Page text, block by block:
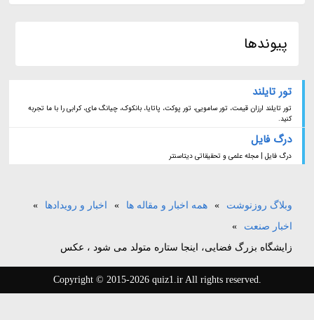
پیوندها
تور تایلند
تور تایلند ارزان قیمت، تور سامویی، تور پوکت، پاتایا، بانکوک، چیانگ مای، کرابی را با ما تجربه
کنید.
درگ فایل
درگ فایل | مجله علمی و تحقیقاتی دیتاسنتر
وبلاگ روزنوشت » همه اخبار و مقاله ها » اخبار و رویدادها
»
اخبار صنعت
»
زایشگاه بزرگ فضایی، اینجا ستاره متولد می شود ، عکس
Copyright © 2015-2026 quiz1.ir All rights reserved.